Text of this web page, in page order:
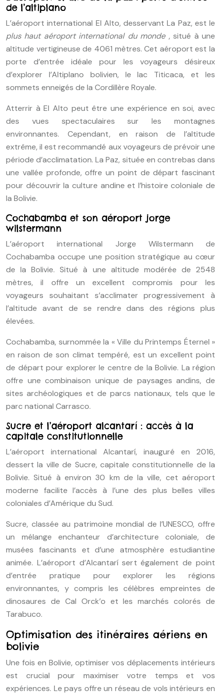
de l’altiplano
L’aéroport international El Alto, desservant La Paz, est le
plus haut aéroport international du monde , situé à une
altitude vertigineuse de 4061 mètres. Cet aéroport est la
porte d’entrée idéale pour les voyageurs désireux
d’explorer l’Altiplano bolivien, le lac Titicaca, et les
sommets enneigés de la Cordillère Royale.
Atterrir à El Alto peut être une expérience en soi, avec
des vues spectaculaires sur les montagnes
environnantes. Cependant, en raison de l’altitude
extrême, il est recommandé aux voyageurs de prévoir une
période d’acclimatation. La Paz, située en contrebas dans
une vallée profonde, offre un point de départ fascinant
pour découvrir la culture andine et l’histoire coloniale de
la Bolivie.
Cochabamba et son aéroport jorge
wilstermann
L’aéroport international Jorge Wilstermann de
Cochabamba occupe une position stratégique au cœur
de la Bolivie. Situé à une altitude modérée de 2548
mètres, il offre un excellent compromis pour les
voyageurs souhaitant s’acclimater progressivement à
l’altitude avant de se rendre dans des régions plus
élevées.
Cochabamba, surnommée la « Ville du Printemps Éternel »
en raison de son climat tempéré, est un excellent point
de départ pour explorer le centre de la Bolivie. La région
offre une combinaison unique de paysages andins, de
sites archéologiques et de parcs nationaux, tels que le
parc national Carrasco.
Sucre et l’aéroport alcantarí : accès à la
capitale constitutionnelle
L’aéroport international Alcantarí, inauguré en 2016,
dessert la ville de Sucre, capitale constitutionnelle de la
Bolivie. Situé à environ 30 km de la ville, cet aéroport
moderne facilite l’accès à l’une des plus belles villes
coloniales d’Amérique du Sud.
Sucre, classée au patrimoine mondial de l’UNESCO, offre
un mélange enchanteur d’architecture coloniale, de
musées fascinants et d’une atmosphère estudiantine
animée. L’aéroport d’Alcantarí sert également de point
d’entrée pratique pour explorer les régions
environnantes, y compris les célèbres empreintes de
dinosaures de Cal Orck’o et les marchés colorés de
Tarabuco.
Optimisation des itinéraires aériens en
bolivie
Une fois en Bolivie, optimiser vos déplacements intérieurs
est crucial pour maximiser votre temps et vos
expériences. Le pays offre un réseau de vols intérieurs en